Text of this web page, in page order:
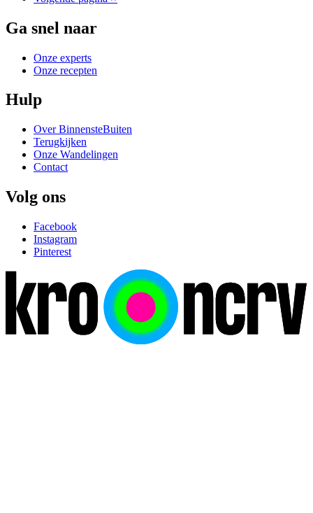
Ga snel naar
Onze experts
Onze recepten
Hulp
Over BinnensteBuiten
Terugkijken
Onze Wandelingen
Contact
Volg ons
Facebook
Instagram
Pinterest